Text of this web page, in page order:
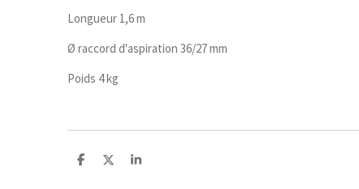
Longueur 1,6 m
Ø raccord d'aspiration 36/27 mm
Poids 4 kg
P
P
P